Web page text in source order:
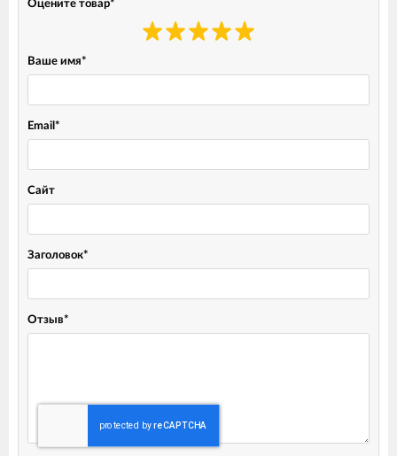
Оцените товар*
Ваше имя*
Email *
Сайт
Заголовок*
Отзыв*